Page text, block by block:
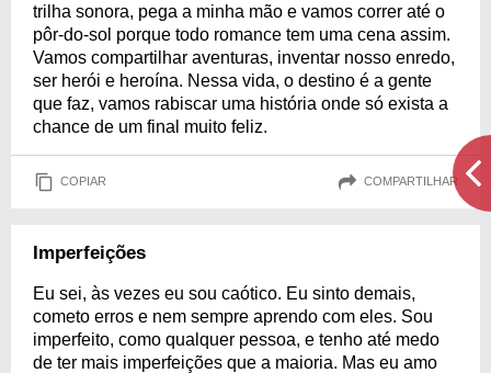
trilha sonora, pega a minha mão e vamos correr até o
pôr-do-sol porque todo romance tem uma cena assim.
Vamos compartilhar aventuras, inventar nosso enredo,
ser herói e heroína. Nessa vida, o destino é a gente
que faz, vamos rabiscar uma história onde só exista a
chance de um final muito feliz.
COPIAR COMPARTILHAR
Imperfeições
Eu sei, às vezes eu sou caótico. Eu sinto demais,
cometo erros e nem sempre aprendo com eles. Sou
imperfeito, como qualquer pessoa, e tenho até medo
de ter mais imperfeições que a maioria. Mas eu amo